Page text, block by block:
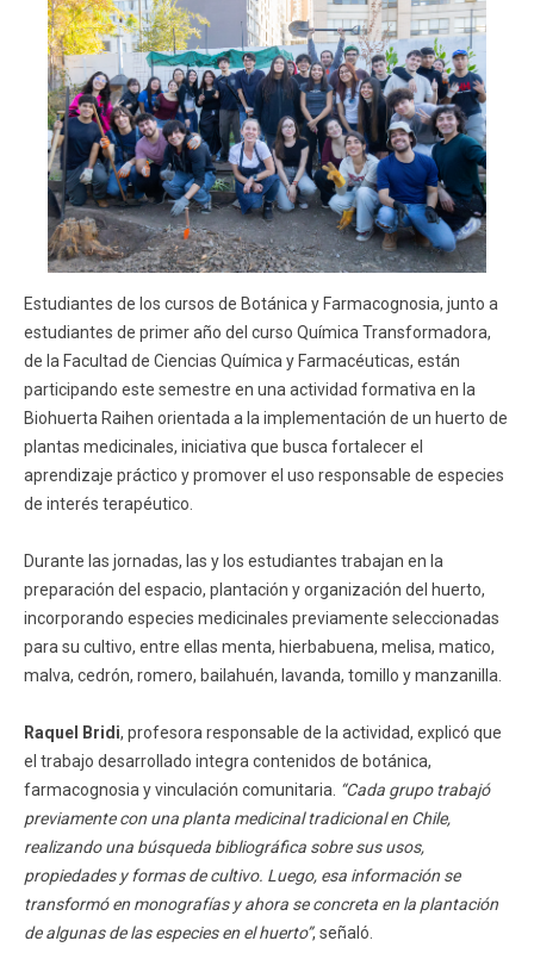
Estudiantes de los cursos de Botánica y Farmacognosia, junto a
estudiantes de primer año del curso Química Transformadora,
de la Facultad de Ciencias Química y Farmacéuticas, están
participando este semestre en una actividad formativa en la
Biohuerta Raihen orientada a la implementación de un huerto de
plantas medicinales, iniciativa que busca fortalecer el
aprendizaje práctico y promover el uso responsable de especies
de interés terapéutico.
Durante las jornadas, las y los estudiantes trabajan en la
preparación del espacio, plantación y organización del huerto,
incorporando especies medicinales previamente seleccionadas
para su cultivo, entre ellas menta, hierbabuena, melisa, matico,
malva, cedrón, romero, bailahuén, lavanda, tomillo y manzanilla.
Raquel Bridi, profesora responsable de la actividad, explicó que
el trabajo desarrollado integra contenidos de botánica,
farmacognosia y vinculación comunitaria. “Cada grupo trabajó
previamente con una planta medicinal tradicional en Chile,
realizando una búsqueda bibliográfica sobre sus usos,
propiedades y formas de cultivo. Luego, esa información se
transformó en monografías y ahora se concreta en la plantación
de algunas de las especies en el huerto”, señaló.